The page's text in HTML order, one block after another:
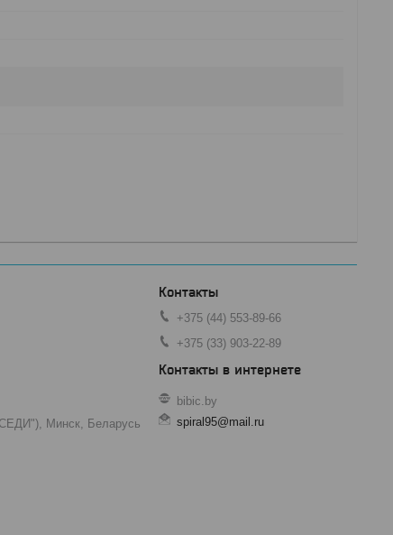
Минск, Беларусь
+375 (44) 553-89-66
+375 (33) 903-22-89
bibic.by
spiral95@mail.ru